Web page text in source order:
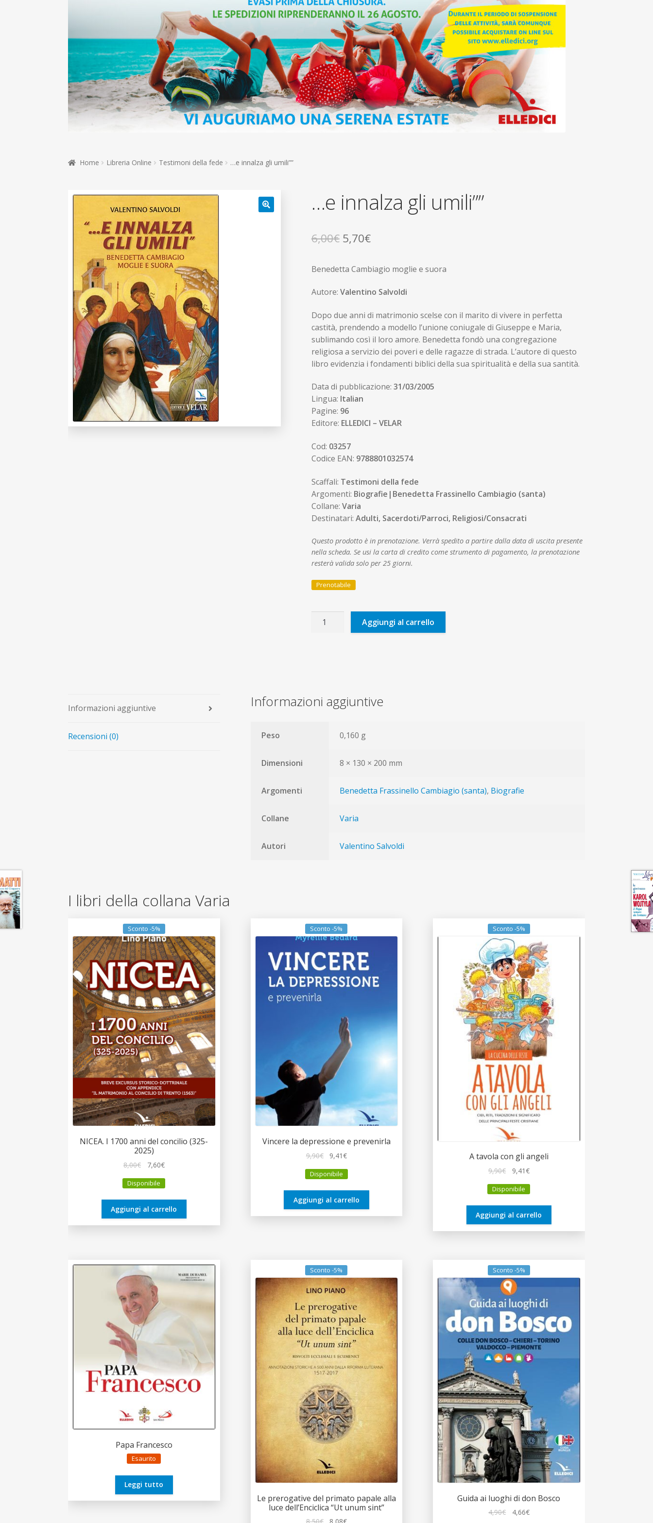
Home Libreria Online Testimoni della fede …e innalza gli umili””
…e innalza gli umili””
6,00€ Il
originale
era:
5,70€Il
attuale
è:
Benedetta Cambiagio moglie e suora
Autore: Valentino Salvoldi
Dopo due anni di matrimonio scelse con il marito di vivere in perfetta
castità, prendendo a modello l’unione coniugale di Giuseppe e Maria,
sublimando così il loro amore. Benedetta fondò una congregazione
religiosa a servizio dei poveri e delle ragazze di strada. L’autore di questo
libro evidenzia i fondamenti biblici della sua spiritualità e della sua santità.
Data di pubblicazione: 31/03/2005
Lingua: Italian
Pagine: 96
Editore: ELLEDICI – VELAR
Cod: 03257
Codice EAN: 9788801032574
Scaffali: Testimoni della fede
Argomenti: Biografie|Benedetta Frassinello Cambiagio (santa)
Collane: Varia
Destinatari: Adulti, Sacerdoti/Parroci, Religiosi/Consacrati
Questo prodotto è in prenotazione. Verrà spedito a partire dalla data di uscita presente
nella scheda. Se usi la carta di credito come strumento di pagamento, la prenotazione
resterà valida solo per 25 giorni.
Prenotabile
innalza
Aggiungi al carrello
Informazioni aggiuntive
Recensioni (0)
Informazioni aggiuntive
Peso 0,160 g
Dimensioni 8 × 130 × 200 mm
Argomenti Benedetta Frassinello Cambiagio (santa), Biografie
Collane Varia
Autori Valentino Salvoldi
I libri della collana Varia
Sconto -5%
NICEA. I 1700 anni del concilio (325-
2025)
8,00€
originale
8,00€.
7,60€Il
attuale
7,60€.
Disponibile
Aggiungi al carrello
Sconto -5%
Vincere la depressione e prevenirla
9,90€
originale
9,90€.
9,41€Il
attuale
9,41€.
Disponibile
Aggiungi al carrello
Sconto -5%
A tavola con gli angeli
9,90€
originale
9,90€.
9,41€Il
attuale
9,41€.
Disponibile
Aggiungi al carrello
Papa Francesco
Esaurito
Leggi tutto
Sconto -5%
Le prerogative del primato papale alla
luce dell’Enciclica “Ut unum sint”
Il
Sconto -5%
Guida ai luoghi di don Bosco
4,90€ 4,66€Il